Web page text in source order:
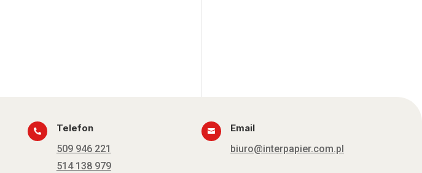

Telefon
509 946 221
514 138 979

Email
biuro@interpapier.com.pl